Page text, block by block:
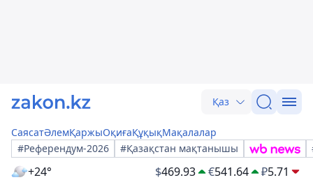
Қаз
СаясатӘлемҚаржыОқиғаҚұқықМақалалар
#Референдум-2026
#Қазақстан мақтанышы
+24° $469.93 €541.64 ₽5.71